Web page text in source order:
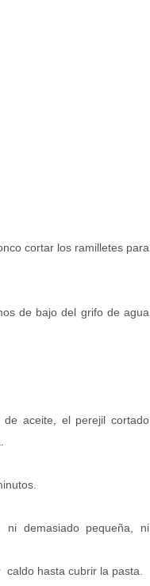
cortar los ramilletes para
de bajo del grifo de agua
aceite, el perejil cortado
ni demasiado pequeña, ni
caldo hasta cubrir la pasta.